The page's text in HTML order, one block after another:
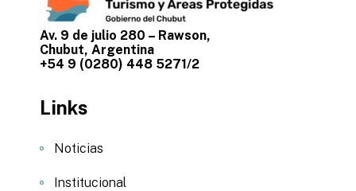
Av. 9 de julio 280 – Rawson,
Chubut, Argentina
+54 9 (0280) 448 5271/2
Links
Noticias
Institucional